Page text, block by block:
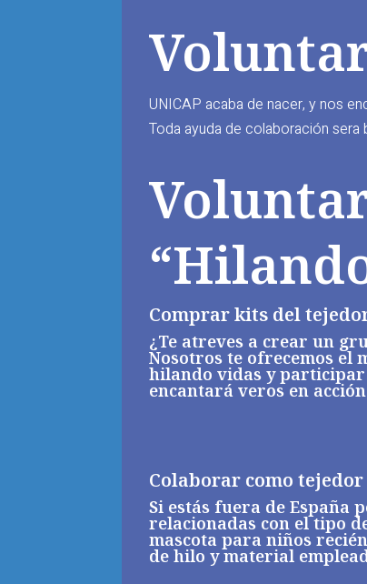
UNICAP acaba de nacer, y nos
Toda ayuda de colaboración sera
Comprar kits del tejedor
¿Te atreves a crear un
Nosotros te ofrecemos el
hilando vidas y participar
encantará veros en
Colaborar como
Si estás fuera de España
relacionadas con el tipo
mascota para niños
de hilo y material